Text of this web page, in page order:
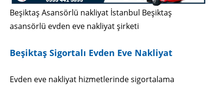
Beşiktaş Asansörlü nakliyat İstanbul Beşiktaş
asansörlü evden eve nakliyat şirketi
Beşiktaş Sigortalı Evden Eve Nakliyat
Evden eve nakliyat hizmetlerinde sigortalama